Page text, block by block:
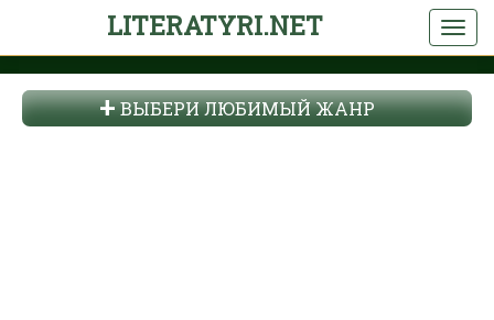
LITERATYRI.NET
ВЫБЕРИ ЛЮБИМЫЙ ЖАНР